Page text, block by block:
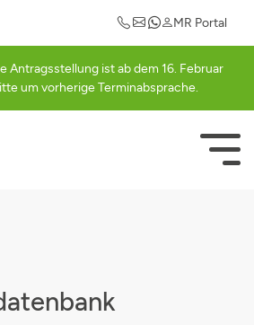
MR Portal
Antragsstellung ist ab dem 16. Februar
um vorherige Terminabsprache.
Cham
Schwarzachtal
Cham